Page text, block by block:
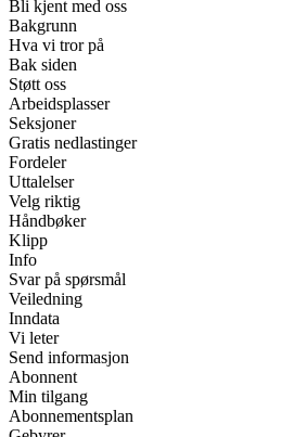
Bli kjent med oss
Bakgrunn
Hva vi tror på
Bak siden
Støtt oss
Arbeidsplasser
Seksjoner
Gratis nedlastinger
Fordeler
Uttalelser
Velg riktig
Håndbøker
Klipp
Info
Svar på spørsmål
Veiledning
Inndata
Vi leter
Send informasjon
Abonnent
Min tilgang
Abonnementsplan